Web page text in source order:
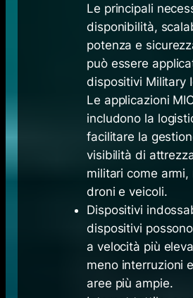
Le principali
disponibilità,
potenza e
può essere
dispositivi Military
Le applicazioni
includono la
facilitare la
visibilità di
militari come armi,
droni e veicoli.
Dispositivi
dispositivi
a velocità più
meno interruzioni
aree più ampie.